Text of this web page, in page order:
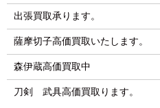
出張買取承ります。
薩摩切子高価買取いたします。
森伊蔵高価買取中
刀剣 武具高価買取ります。